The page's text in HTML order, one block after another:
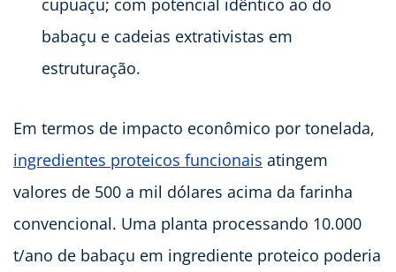
cupuaçu; com potencial idêntico ao do
babaçu e cadeias extrativistas em
estruturação.
Em termos de impacto econômico por tonelada,
ingredientes proteicos funcionais atingem
valores de 500 a mil dólares acima da farinha
convencional. Uma planta processando 10.000
t/ano de babaçu em ingrediente proteico poderia